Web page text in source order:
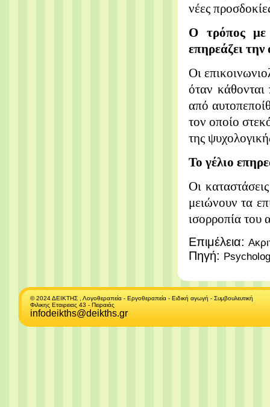
νέες
Ο τρόπος με
επηρεάζει
Οι
όταν κάθονται
από
τον οποίο
της
Το γέλιο
Οι
μειώνουν τα
ισορροπία του
Επιμέλεια:
Πηγή:
© 2024 ΔΕΙΚΤΗΣ , Λογοθεραπεία - Εργοθεραπεία - Ειδική αγωγή - Συμβουλευτική
Φιλικης Εταιρειας 43 - Πειραιάς
infodeikths@deikths.gr